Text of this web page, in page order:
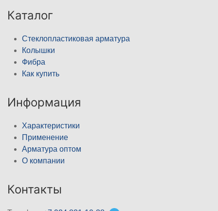
Каталог
Стеклопластиковая арматура
Колышки
Фибра
Как купить
Информация
Характеристики
Применение
Арматура оптом
О компании
Контакты